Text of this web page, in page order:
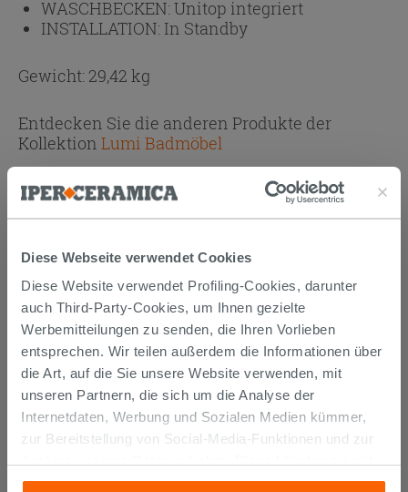
Diese Webseite verwendet Cookies
Diese Website verwendet Profiling-Cookies, darunter
auch Third-Party-Cookies, um Ihnen gezielte
Werbemitteilungen zu senden, die Ihren Vorlieben
entsprechen. Wir teilen außerdem die Informationen über
die Art, auf die Sie unsere Website verwenden, mit
unseren Partnern, die sich um die Analyse der
Internetdaten, Werbung und Sozialen Medien kümmer,
zur Bereitstellung von Social-Media-Funktionen und zur
anderen Informationen, die Sie ihnen geliefert haben oder
WASCHBECKEN:Unitop integriert
INSTALLATION: In Standby
Gewicht: 29,42 kg
Entdecken Sie die anderen Produkte der
Kollektion Lumi Badmöbel
Anhänge( 1 - 1 di 1 )
KAUFBARES ZUBEHÖR
PROMO